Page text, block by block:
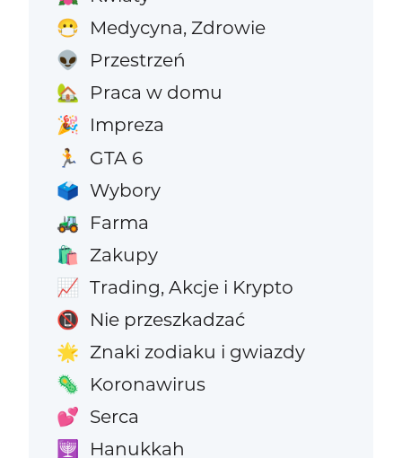
😷 Medycyna, Zdrowie
👽 Przestrzeń
🏡 Praca w domu
🎉 Impreza
🏃 GTA 6
🗳️ Wybory
🚜 Farma
🛍️ Zakupy
📈 Trading, Akcje i Krypto
📵 Nie przeszkadzać
🌟 Znaki zodiaku i gwiazdy
🦠 Koronawirus
💕 Serca
🕎 Hanukkah